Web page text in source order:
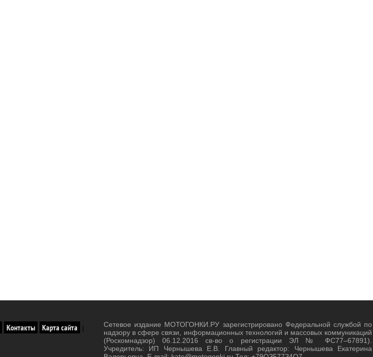
Контакты Карта сайта |
Сетевое издание МОТОГОНКИ.РУ зарегистрировано Федеральной службой по
надзору в сфере связи, информационных технологий и массовых коммуникаций
(Роскомнадзор) 06.12.2016 св-во о регистрации ЭЛ № ФС77–67891).
Учредитель: ИП Чернышева Е.В. Главный редактор: Чернышева Екатерина